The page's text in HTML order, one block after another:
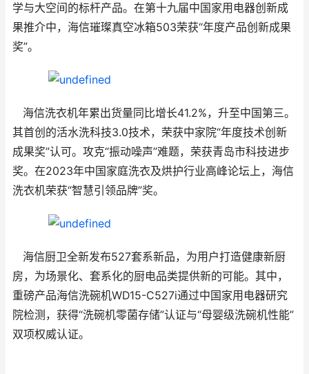
学与大空间的标杆产品。在第十九届中国家用电器创新成
果推介中，海信璀璨真空冰箱503荣获“年度产品创新成果
奖”。
海信洗衣机年累出货量同比增长41.2%，升至中国第三。
其首创的活水洗科技3.0技术，荣获中家院“年度技术创新
成果奖”认可。攻克“振动噪声”难题，荣获青岛市科技进步
奖。在2023年中国家庭洗衣及烘护行业高峰论坛上，海信
洗衣机荣获“智慧引领品牌”奖。
海信厨卫全新发布527套系新品，为用户打造健康新厨
房，为场景化、套系化的厨电品类提供新的可能。其中，
重磅产品海信洗碗机WD15-C527i通过中国家用电器研究
院检测，获得“洗碗机零菌存储”认证与“母婴级洗碗机性能”
双项权威认证。